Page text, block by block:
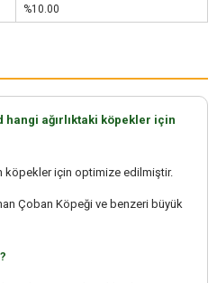
%10.00
ağırlıktaki köpekler için
köpekler için optimize edilmiştir.
Çoban Köpeği ve benzeri büyük